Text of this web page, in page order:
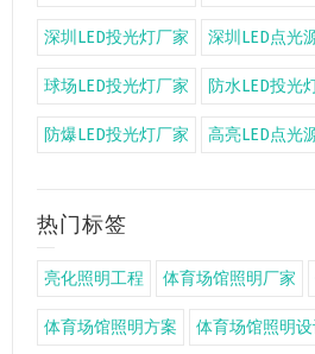
深圳LED投光灯厂家 深圳LED点光
球场LED投光灯厂家 防水LED投光
防爆LED投光灯厂家 高亮LED点光
热门标签
亮化照明工程 体育场馆照明厂家
体育场馆照明方案 体育场馆照明